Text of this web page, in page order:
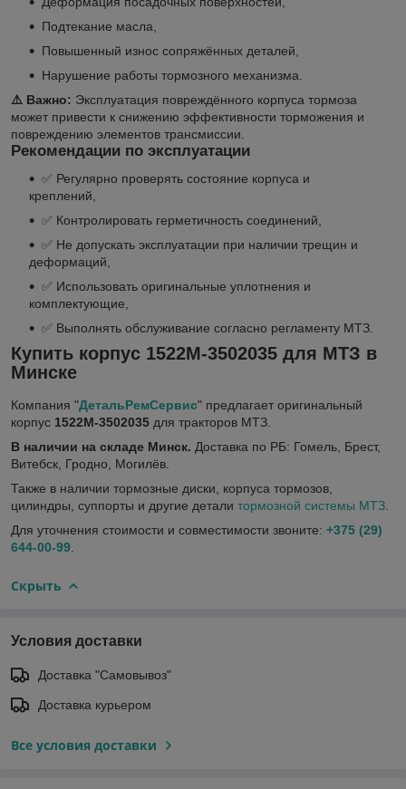
Подтекание масла,
Повышенный износ сопряжённых деталей,
Нарушение работы тормозного механизма.
⚠️ Важно: Эксплуатация повреждённого корпуса тормоза
может привести к снижению эффективности торможения и
повреждению элементов трансмиссии.
Рекомендации по эксплуатации
✅ Регулярно проверять состояние корпуса и
креплений,
✅ Контролировать герметичность соединений,
✅ Не допускать эксплуатации при наличии трещин и
деформаций,
✅ Использовать оригинальные уплотнения и
комплектующие,
✅ Выполнять обслуживание согласно регламенту МТЗ.
Купить корпус 1522М-3502035 для МТЗ в
Минске
Компания "ДетальРемСервис" предлагает оригинальный
корпус 1522М-3502035 для тракторов МТЗ.
В наличии на складе Минск. Доставка по РБ: Гомель, Брест,
Витебск, Гродно, Могилёв.
Также в наличии тормозные диски, корпуса тормозов,
цилиндры, суппорты и другие детали тормозной системы МТЗ
Для уточнения стоимости и совместимости звоните: +375 (29)
644-00-99
Скрыть
Условия доставки
Доставка "Самовывоз"
Доставка курьером
Все условия доставки